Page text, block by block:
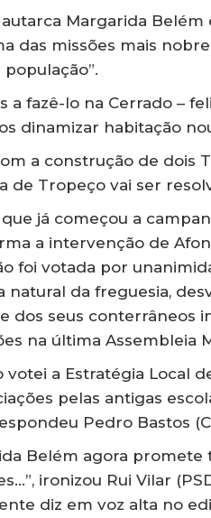
Margarida
das missões mais
população”.
a fazê-lo na Cerrado –
dinamizar habitação
a construção de dois
de Tropeço vai ser
que já começou a
a intervenção de
foi votada por
natural da freguesia,
dos seus conterrâneos
na última Assembleia
votei a Estratégia Local
pelas antigas
Pedro Bastos
Belém agora promete
ironizou Rui Vilar
diz em voz alta no